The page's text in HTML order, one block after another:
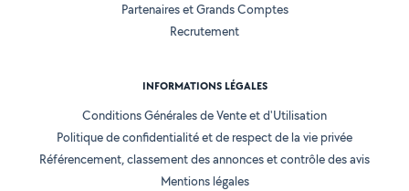
Partenaires et Grands Comptes
Recrutement
INFORMATIONS LÉGALES
Conditions Générales de Vente et d'Utilisation
Politique de confidentialité et de respect de la vie privée
Référencement, classement des annonces et contrôle des avis
Mentions légales